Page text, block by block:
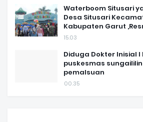
Waterboom Situsari
Desa Situsari
Kabupaten Garut
15.03
Diduga Dokter Inisial
puskesmas
pemalsuan
00.35